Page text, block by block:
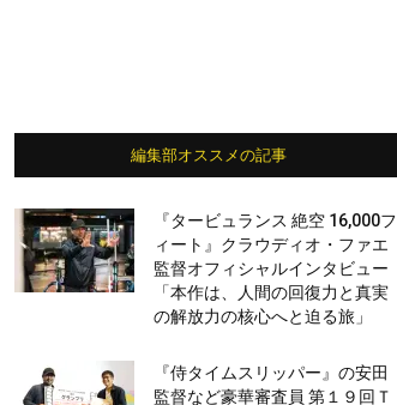
編集部オススメの記事
『タービュランス 絶空 16,000フ
ィート』クラウディオ・ファエ
監督オフィシャルインタビュー
「本作は、人間の回復力と真実
の解放力の核心へと迫る旅」
『侍タイムスリッパー』の安田
監督など豪華審査員 第１９回Ｔ